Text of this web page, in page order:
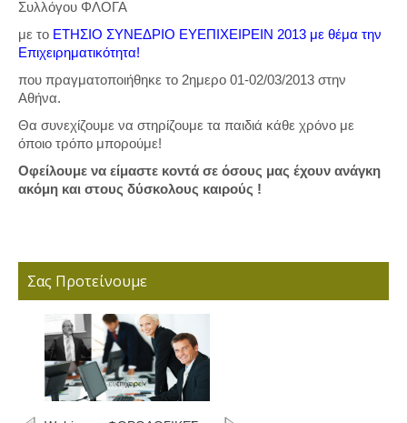
Συλλόγου ΦΛΟΓΑ
με το ΕΤΗΣΙΟ ΣΥΝΕΔΡΙΟ ΕΥΕΠΙΧΕΙΡΕΙΝ 2013 με θέμα την
Επιχειρηματικότητα!
που πραγματοποιήθηκε το 2ημερο 01-02/03/2013 στην
Αθήνα.
Θα συνεχίζουμε να στηρίζουμε τα παιδιά κάθε χρόνο με
όποιο τρόπο μπορούμε!
Οφείλουμε να είμαστε κοντά σε όσους μας έχουν ανάγκη
ακόμη και στους δύσκολους καιρούς !
Σας Προτείνουμε